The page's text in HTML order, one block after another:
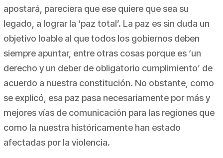
apostará, pareciera que ese quiere que sea su
legado, a lograr la ‘paz total’. La paz es sin duda un
objetivo loable al que todos los gobiernos deben
siempre apuntar, entre otras cosas porque es ‘un
derecho y un deber de obligatorio cumplimiento’ de
acuerdo a nuestra constitución. No obstante, como
se explicó, esa paz pasa necesariamente por más y
mejores vías de comunicación para las regiones que
como la nuestra históricamente han estado
afectadas por la violencia.